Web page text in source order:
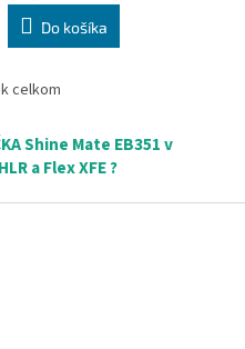
Do košíka
á
celkom
Shine Mate EB351 v
a Flex XFE ?